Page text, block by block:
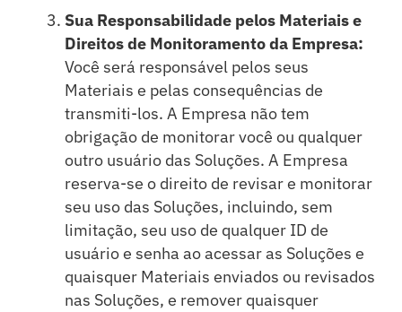
Sua Responsabilidade pelos Materiais e
Direitos de Monitoramento da Empresa:
Você será responsável pelos seus
Materiais e pelas consequências de
transmiti-los. A Empresa não tem
obrigação de monitorar você ou qualquer
outro usuário das Soluções. A Empresa
reserva-se o direito de revisar e monitorar
seu uso das Soluções, incluindo, sem
limitação, seu uso de qualquer ID de
usuário e senha ao acessar as Soluções e
quaisquer Materiais enviados ou revisados
nas Soluções, e remover quaisquer